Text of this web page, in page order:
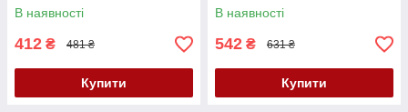
В наявності
412 ₴ 481 ₴
Купити
В наявності
542 ₴ 631 ₴
Купити